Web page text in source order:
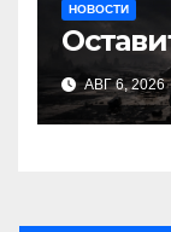
НОВОСТИ
АВГ 6, 2026